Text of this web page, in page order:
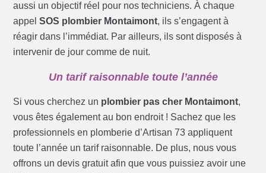
aussi un objectif réel pour nos techniciens. À chaque
appelSOS plombier Montaimont, ils s’engagent à
réagir dans l’immédiat. Par ailleurs, ils sont disposés à
intervenir de jour comme de nuit.
Un tarif raisonnable toute l’année
Si vous cherchez un plombier pas cher Montaimont,
vous êtes également au bon endroit ! Sachez que les
professionnels en plomberie d’Artisan 73 appliquent
toute l’année un tarif raisonnable. De plus, nous vous
offrons un devis gratuit afin que vous puissiez avoir une